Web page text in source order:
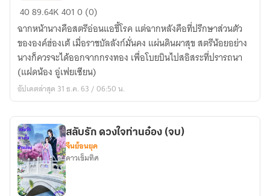
เล่ห์
ชะตา
(จบ)
4089.64K4010 (0)
ฉากหน้านางคือสตรีอ่อนแอขี้โรค แต่ฉากหลังคือที่ปรึกษาส่วนตัว
ขององค์ฮ่องเต้ เมื่อราชบัลลังก์มั่นคง แผ่นดินผาสุข สตรีน้อยอย่าง
นางก็ควรจะได้ออกจากกรงทอง เพื่อโบยบินไปสอิสระที่ปรารถนา
(แฝดน้อง อู่เฟยเซียน)
อัปเดตล่าสุด 31 ธ.ค. 63 / 06:50 น.
สลับรัก ดวงใจท่านอ๋อง (จบ)
จีนย้อนยุค
ดาวเข็มทิศ